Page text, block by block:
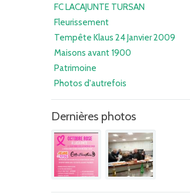
FC LACAJUNTE TURSAN
Fleurissement
Tempête Klaus 24 Janvier 2009
Maisons avant 1900
Patrimoine
Photos d'autrefois
Dernières photos